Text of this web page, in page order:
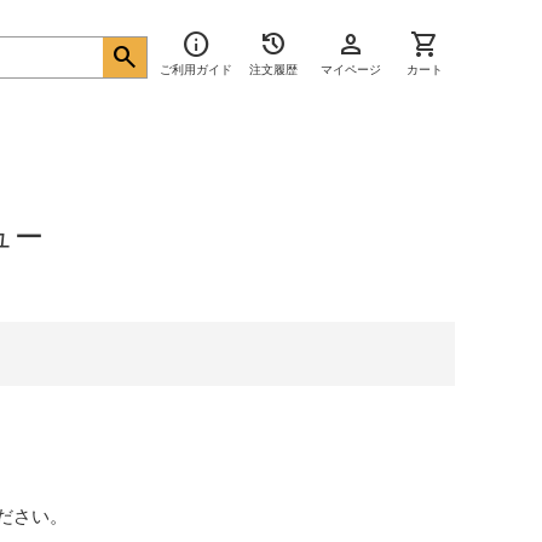
search info
ご利用ガイド
history
注文履歴
person
マイページ
shopping_cart
カート
ー
い。